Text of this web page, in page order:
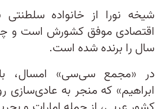
شیخه نورا از خانواده
اقتصادی موفق کشورش است و
سال را برنده شده است.
در «مجمع سی‌سی» امسال،
ابراهیم» که منجر به عادی‌سازی